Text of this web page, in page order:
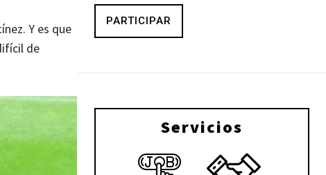
Y es que
de
PARTICIPAR
Servicios